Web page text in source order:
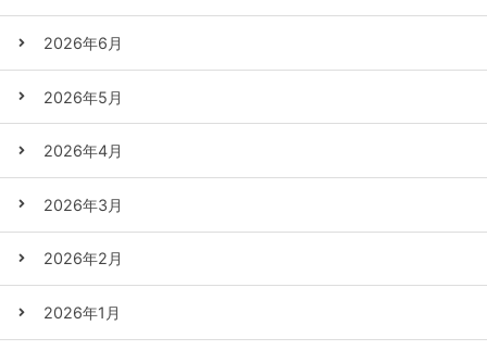
2026年6月
2026年5月
2026年4月
2026年3月
2026年2月
2026年1月